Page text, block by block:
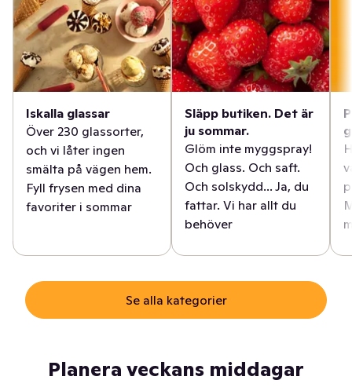
Iskalla glassar
Över 230 glassorter,
och vi låter ingen
smälta på vägen hem.
Fyll frysen med dina
favoriter i sommar
Släpp butiken. Det är
ju sommar.
Glöm inte myggspray!
Och glass. Och saft.
Och solskydd... Ja, du
fattar. Vi har allt du
behöver
Se alla kategorier
Planera veckans middagar